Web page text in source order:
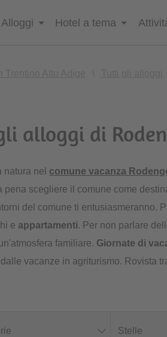
Alloggi Hotel a tema
alloggi di
natura nel comune vacanza
pena scegliere il comune come
del comune ti entusiasmeranno.
e appartamenti. Per non parlare
familiare. Giornate di
dalle vacanze in agriturismo. Rovista
Stelle